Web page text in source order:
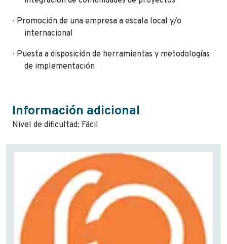
· Promoción de una empresa a escala local y/o
internacional
· Puesta a disposición de herramientas y metodologías
de implementación
Información adicional
Nivel de dificultad: Fácil